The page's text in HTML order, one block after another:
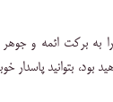
برکت ائمه و جوهر
بود، بتوانید پاسدار